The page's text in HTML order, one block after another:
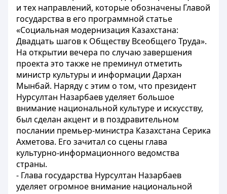
и тех направлений, которые обозначены Главой
государства в его программной статье
«Социальная модернизация Казахстана:
Двадцать шагов к Обществу Всеобщего Труда».
На открытии вечера по случаю завершения
проекта это также не преминул отметить
министр культуры и информации Дархан
Мынбай. Наряду с этим о том, что президент
Нурсултан Назарбаев уделяет большое
внимание национальной культуре и искусству,
был сделан акцент и в поздравительном
послании премьер-министра Казахстана Серика
Ахметова. Его зачитал со сцены глава
культурно-информационного ведомства
страны.
- Глава государства Нурсултан Назарбаев
уделяет огромное внимание национальной